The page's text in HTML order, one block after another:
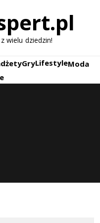
wielu dziedzin!
GryLifestyleModa